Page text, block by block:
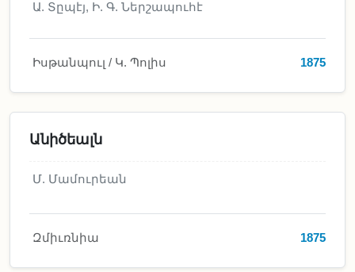
Ա. Տըպէյ, Ի. Գ. Ներշապուհէ
Իսթանպուլ / Կ. Պոլիս 1875
Անիծեալն
Մ. Մամուրեան
Զմիւռնիա 1875